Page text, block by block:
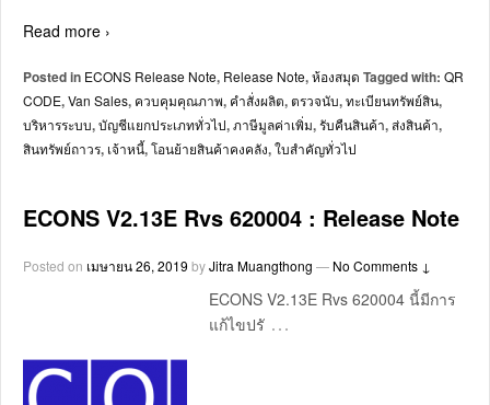
Read more ›
Posted in ECONS Release Note, Release Note,ห้องสมุด Tagged with: QR
CODE,Van Sales, ควบคุมคุณภาพ, คำสั่งผลิต,ตรวจนับ,ทะเบียนทรัพย์สิน,
บริหารระบบ,บัญชีแยกประเภททั่วไป,ภาษีมูลค่าเพิ่ม,รับคืนสินค้า,ส่งสินค้า,
สินทรัพย์ถาวร, เจ้าหนี้,โอนย้ายสินค้าคงคลัง,ใบสำคัญทั่วไป
ECONS V2.13E Rvs 620004 : Release Note
Posted on เมษายน 26, 2019 byJitra Muangthong — No Comments ↓
ECONS V2.13E Rvs 620004 นี้มีการ
แก้ไขปรั …